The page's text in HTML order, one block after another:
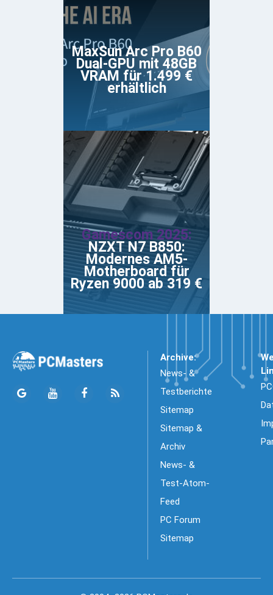
MaxSun Arc Pro B60
Dual-GPU mit 48GB
VRAM für 1.499 €
erhältlich
Gamescom 2025:
NZXT N7 B850:
Modernes AM5-
Motherboard für
Ryzen 9000 ab 319 €
Archive:
News- &
Testberichte
Sitemap
Sitemap &
Archiv
News- &
Test-Atom-
Feed
PC Forum
Sitemap